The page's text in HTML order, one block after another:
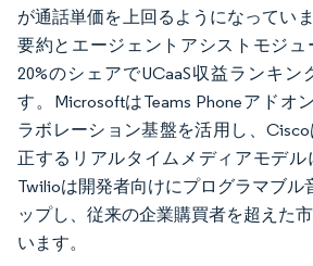
が通話単価を上回るようになってい
要約とエージェントアシストモジ
20%のシェアでUCaaS収益ランキン
す。MicrosoftはTeams Phoneアドオ
ラボレーション基盤を活用し、
正するリアルタイムメディアモデル
Twilioは開発者向けにプログラマブル
ップし、従来の企業購買者を超えた
います。